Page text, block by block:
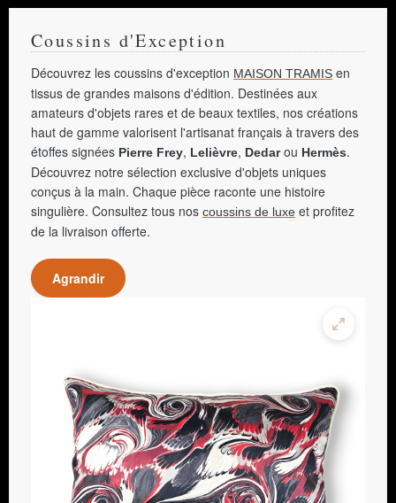
Coussins d'Exception
Découvrez les coussins d'exception MAISON TRAMIS en
tissus de grandes maisons d'édition. Destinées aux
amateurs d'objets rares et de beaux textiles, nos créations
haut de gamme valorisent l'artisanat français à travers des
étoffes signées Pierre Frey, Lelièvre, Dedarou Hermès.
Découvrez notre sélection exclusive d'objets uniques
conçus à la main. Chaque pièce raconte une histoire
singulière. Consultez tous nos coussins de luxe et profitez
de la livraison offerte.
Agrandir